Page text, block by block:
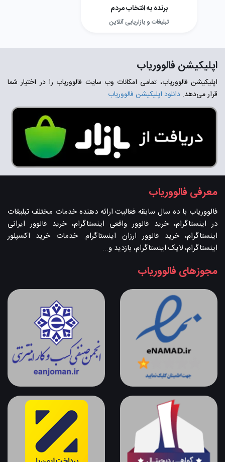
برنده به انتخاب مردم
تبلیغات و بازاریابی آنلاین
اپلیکیشن فالووریاب
اپلیکیشن فالووریاب، تمامی امکانات وب سایت فالووریاب را در اختیار شما
قرار می‌دهد. دانلود اپلیکیشن فالووریاب
معرفی فالووریاب
فالووریاب با ده سال سابقه فعالیت ارائه دهنده خدمات مختلف تبلیغات
در اینستاگرام، خرید فالوور واقعی اینستاگرام، خرید فالوور ایرانی
اینستاگرام، خرید فالوور ارزان اینستاگرام. خدمات خرید اکسپلور
اینستاگرام، لایک اینستاگرام، بازدید و...
مجوزهای فالووریاب